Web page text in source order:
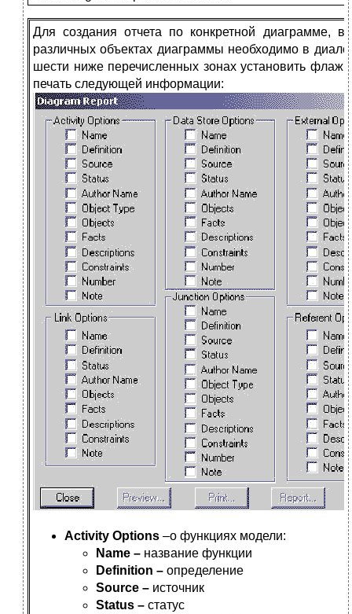
Для создания отчета по конкретной диаграмме,
различных объектах диаграммы необходимо в
шести ниже перечисленных зонах установить
печать следующей информации:
Activity Options –о функциях модели:
Name – название функции
Definition – определение
Source – источник
Status – статус